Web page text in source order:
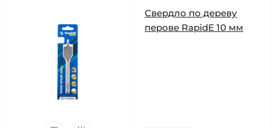
Свердло по дереву
перове RapidE 10 мм